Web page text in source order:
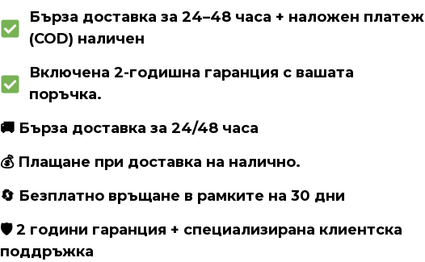
Бърза доставка за 24–48 часа + наложен платеж
(COD) наличен
Включена 2-годишна гаранция с вашата
поръчка.
🚚 Бърза доставка за 24/48 часа
💰 Плащане при доставка на налично.
🔄 Безплатно връщане в рамките на 30 дни
🛡 2 години гаранция + специализирана клиентска
поддръжка